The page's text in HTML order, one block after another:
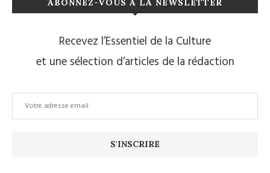
ABONNEZ-VOUS À LA NEWSLETTER
Recevez l’Essentiel de la Culture
et une sélection d’articles de la rédaction